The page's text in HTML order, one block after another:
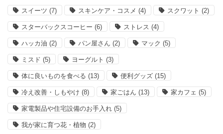
スイーツ (7) スキンケア・コスメ (4) スクワット (2)
スターバックスコーヒー (6) ストレス (4)
ハッカ油 (2) パン屋さん (2) マック (5)
ミスド (5) ヨーグルト (3)
体に良いものを食べる (13) 便利グッズ (15)
冷え改善・しもやけ (8) 家ごはん (13) 家カフェ (5)
家電製品や住宅設備のお手入れ (5)
我が家に育つ花・植物 (2)